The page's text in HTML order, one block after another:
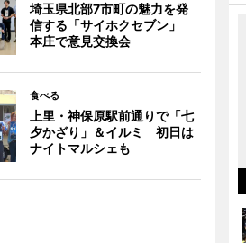
埼玉県北部7市町の魅力を発
信する「サイホクセブン」
本庄で意見交換会
食べる
上里・神保原駅前通りで「七
夕かざり」＆イルミ 初日は
ナイトマルシェも